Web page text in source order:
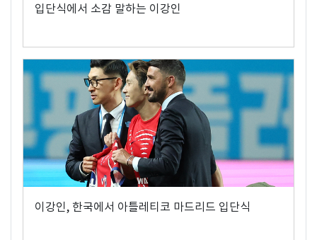
입단식에서 소감 말하는 이강인
이강인, 한국에서 아틀레티코 마드리드 입단식